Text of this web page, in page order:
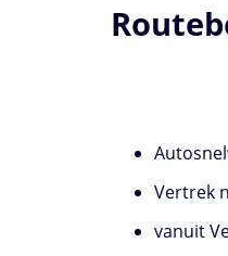
Vertrek
vanuit